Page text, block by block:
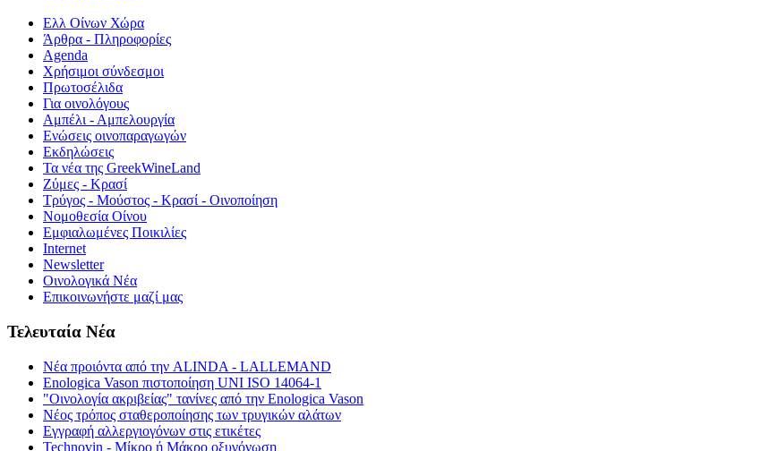
Ελλ Οίνων Χώρα
Άρθρα - Πληροφορίες
Agenda
Χρήσιμοι σύνδεσμοι
Πρωτοσέλιδα
Για οινολόγους
Αμπέλι - Αμπελουργία
Ενώσεις οινοπαραγωγών
Εκδηλώσεις
Τα νέα της GreekWineLand
Ζύμες - Κρασί
Τρύγος - Μούστος - Κρασί - Οινοποίηση
Νομοθεσία Οίνου
Εμφιαλωμένες Ποικιλίες
Internet
Newsletter
Οινολογικά Νέα
Επικοινωνήστε μαζί μας
Τελευταία Νέα
Νέα προιόντα από την ALINDA - LALLEMAND
Enologica Vason πιστοποίηση UNI ISO 14064-1
"Οινολογία ακριβείας" τανίνες από την Enologica Vason
Νέος τρόπος σταθεροποίησης των τρυγικών αλάτων
Εγγραφή αλλεργιογόνων στις ετικέτες
Technovin - Μίκρο ή Μάκρο οξυγόνωση